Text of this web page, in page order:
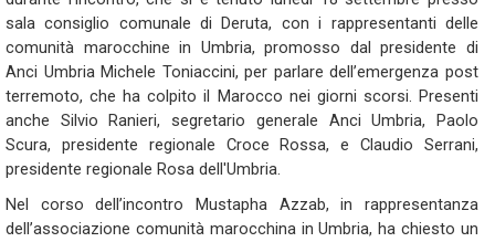
sala consiglio comunale di Deruta, con i rappresentanti delle
comunità marocchine in Umbria, promosso dal presidente di
Anci Umbria Michele Toniaccini, per parlare dell’emergenza post
terremoto, che ha colpito il Marocco nei giorni scorsi. Presenti
anche Silvio Ranieri, segretario generale Anci Umbria, Paolo
Scura, presidente regionale Croce Rossa, e Claudio Serrani,
presidente regionale Rosa dell'Umbria.
Nel corso dell’incontro Mustapha Azzab, in rappresentanza
dell’associazione comunità marocchina in Umbria, ha chiesto un